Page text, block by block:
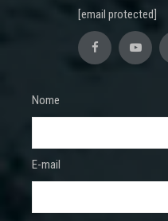
[email protected]
Nome
E-mail